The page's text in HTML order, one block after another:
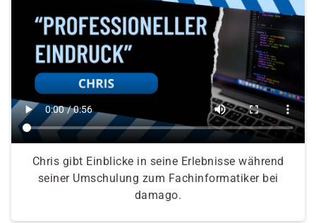
Chris gibt Einblicke in seine Erlebnisse während
seiner Umschulung zum Fachinformatiker bei
damago.